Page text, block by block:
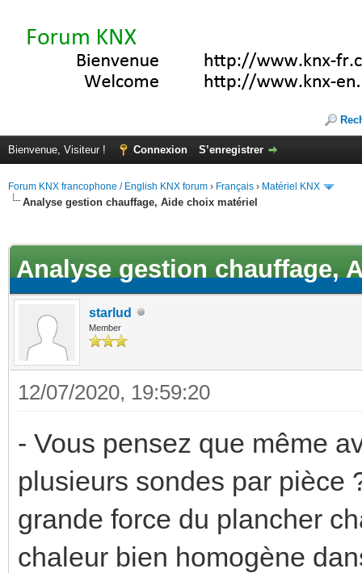
Bienvenue, Visiteur ! Connexion S’enregistrer
Forum KNX francophone / English KNX forum › Français › Matériel KNX
Analyse gestion chauffage, Aide choix matériel
Analyse gestion chauffage,
starlud
Member
12/07/2020, 19:59:20
- Vous pensez que même
plusieurs sondes par pièce
grande force du plancher
chaleur bien homogène